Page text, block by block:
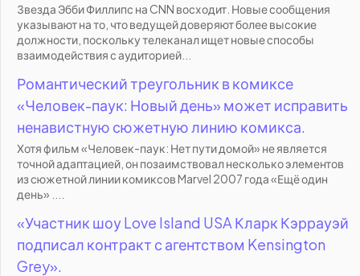
Звезда Эбби Филлипс на CNN восходит. Новые сообщения
указывают на то, что ведущей доверяют более высокие
должности, поскольку телеканал ищет новые способы
взаимодействия с аудиторией...
Романтический треугольник в комиксе
«Человек-паук: Новый день» может исправить
ненавистную сюжетную линию комикса.
Хотя фильм «Человек-паук: Нет пути домой» не является
точной адаптацией, он позаимствовал несколько элементов
из сюжетной линии комиксов Marvel 2007 года «Ещё один
день» ....
«Участник шоу Love Island USA Кларк Кэррауэй
подписал контракт с агентством Kensington
Grey».